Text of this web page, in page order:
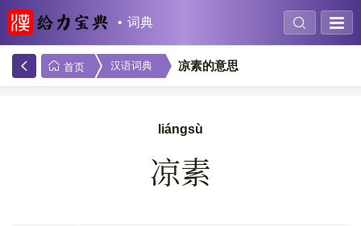
词典
首页 汉语词典 凉素的意思
liángsù
凉素